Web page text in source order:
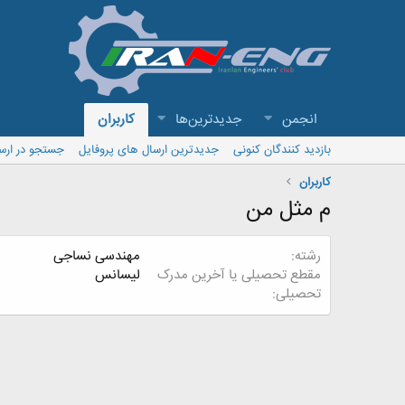
انجمن جدیدترین‌ها کاربران
بازدید کنندگان کنونی جدیدترین ارسال های پروفایل
جستجو در
کاربران
م مثل من
رشته
مهندسی نساجی
مقطع تحصیلی یا آخرین مدرک
تحصیلی
لیسانس